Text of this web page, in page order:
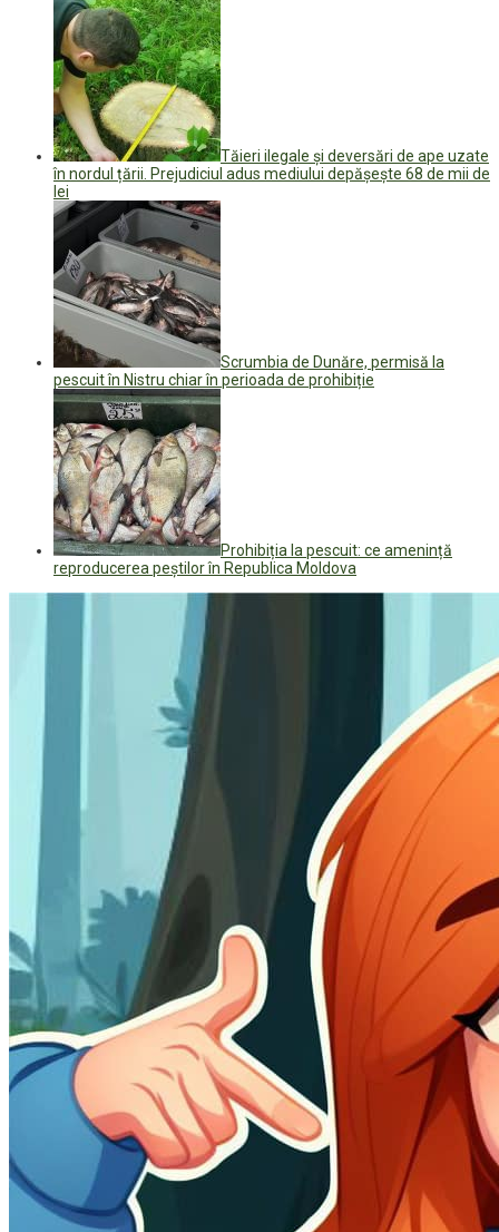
Tăieri ilegale și deversări de ape uzate
în nordul țării. Prejudiciul adus mediului depășește 68 de mii de
lei
Scrumbia de Dunăre, permisă la
pescuit în Nistru chiar în perioada de prohibiție
Prohibiția la pescuit: ce amenință
reproducerea peștilor în Republica Moldova